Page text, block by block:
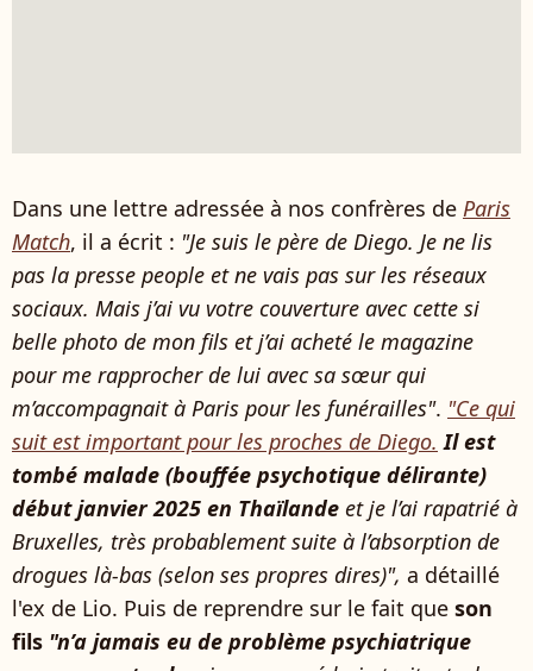
Dans une lettre adressée à nos confrères de Paris
Match, il a écrit : "Je suis le père de Diego. Je ne lis
pas la presse people et ne vais pas sur les réseaux
sociaux. Mais j’ai vu votre couverture avec cette si
belle photo de mon fils et j’ai acheté le magazine
pour me rapprocher de lui avec sa sœur qui
m’accompagnait à Paris pour les funérailles". "Ce qui
suit est important pour les proches de Diego. Il est
tombé malade (bouffée psychotique délirante)
début janvier 2025 en Thaïlande et je l’ai rapatrié à
Bruxelles, très probablement suite à l’absorption de
drogues là-bas (selon ses propres dires)", a détaillé
l'ex de Lio. Puis de reprendre sur le fait que son
fils "n’a jamais eu de problème psychiatrique